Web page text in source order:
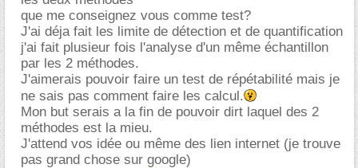
que me conseignez vous comme test?
J'ai déja fait les limite de détection et de quantification
j'ai fait plusieur fois l'analyse d'un même échantillon
par les 2 méthodes.
J'aimerais pouvoir faire un test de répétabilité mais je
ne sais pas comment faire les calcul.
Mon but serais a la fin de pouvoir dirt laquel des 2
méthodes est la mieu.
J'attend vos idée ou même des lien internet (je trouve
pas grand chose sur google)